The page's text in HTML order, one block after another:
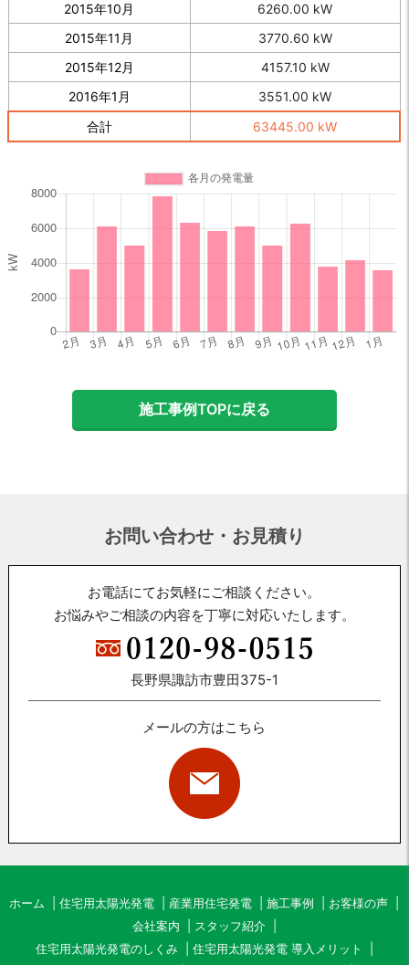
2015年10月
6260.00 kW
2015年11月
3770.60 kW
2015年12月
4157.10 kW
2016年1月
3551.00 kW
合計
63445.00 kW
施工事例TOPに戻る
お問い合わせ・お見積り
お電話にてお気軽にご相談ください。
お悩みやご相談の内容を丁寧に対応いたします。
長野県諏訪市豊田375-1
メールの方はこちら
ホーム 住宅用太陽光発電 産業用住宅発電 施工事例
お客様の声
会社案内
スタッフ紹介
住宅用太陽光発電のしくみ
住宅用太陽光発電 導入メリット